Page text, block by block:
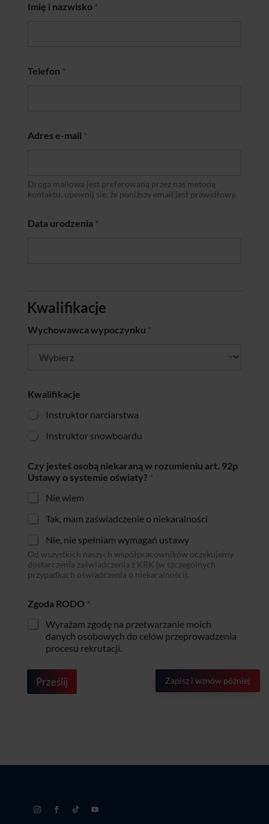
Imię i nazwisko *
Telefon *
m
e
l
f
o
n
Adres e-mail *
Droga mailowa jest preferowaną przez nas metodą
kontaktu. upewnij sie, że poniższy email jest prawidłowy.
Data urodzenia *
Kwalifikacje
Wychowawca wypoczynku *
Kwalifikacje
Instruktor narciarstwa
Instruktor snowboardu
Czy jesteś osobą niekaraną w rozumieniu art. 92p
Ustawy o systemie oświaty? *
Nie wiem
Tak, mam zaświadczenie o niekaralności
Nie, nie spełniam wymagań ustawy
Od wszystkich naszych współpracowników oczekujemy
dostarczenia zaświadczenia z KRK (w szczególnych
przypadkach oświadczenia o niekaralności).
Zgoda RODO *
Wyrażam zgodę na przetwarzanie moich
danych osobowych do celów przeprowadzenia
procesu rekrutacji.
Prześlij Zapisz i wznów później